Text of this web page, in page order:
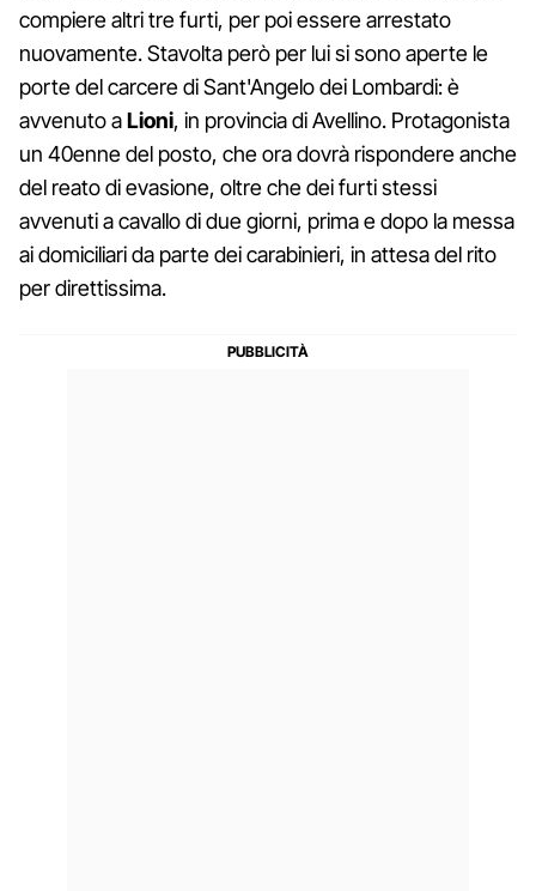
compiere altri tre furti, per poi essere arrestato
nuovamente. Stavolta però per lui si sono aperte le
porte del carcere di Sant'Angelo dei Lombardi: è
avvenuto aLioni, in provincia di Avellino. Protagonista
un 40enne del posto, che ora dovrà rispondere anche
del reato di evasione, oltre che dei furti stessi
avvenuti a cavallo di due giorni, prima e dopo la messa
ai domiciliari da parte dei carabinieri, in attesa del rito
per direttissima.